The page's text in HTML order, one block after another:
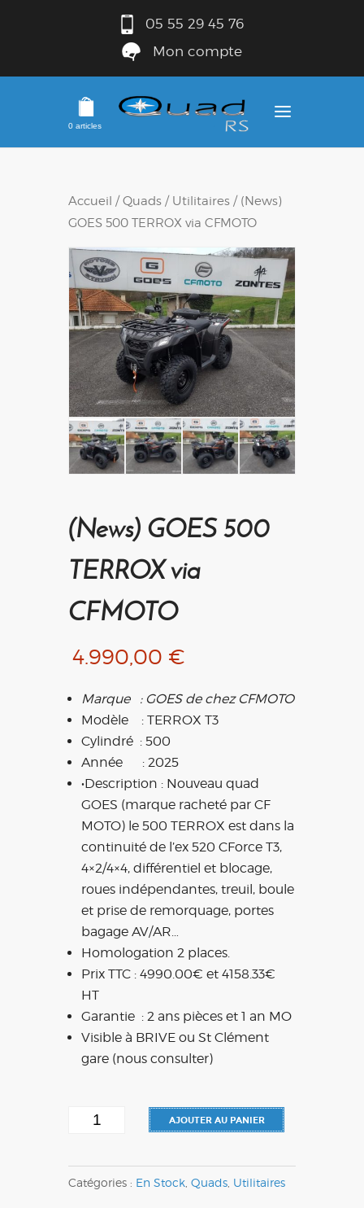
05 55 29 45 76
Mon compte
0 articles
Accueil /Quads / Utilitaires / (News)
GOES 500 TERROX via CFMOTO
(News) GOES 500
TERROX via
CFMOTO
4.990,00 €
Marque : GOES de chez CFMOTO
Modèle : TERROX T3
Cylindré : 500
Année : 2025
•Description : Nouveau quad
GOES (marque racheté par CF
MOTO) le 500 TERROX est dans la
continuité de l’ex 520 CForce T3,
4×2/4×4, différentiel et blocage,
roues indépendantes, treuil, boule
et prise de remorquage, portes
bagage AV/AR…
Homologation 2 places.
Prix TTC : 4990.00€ et 4158.33€
HT
Garantie : 2 ans pièces et 1 an MO
Visible à BRIVE ou St Clément
gare (nous consulter)
quantité
(News)
GOES
AJOUTER AU PANIER
Catégories : En Stock, Quads, Utilitaires